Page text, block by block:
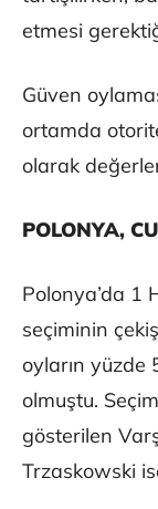
etmesi
Güven
ortamda
olarak
POLONYA,
Polonya’da 1
seçiminin
oyların yüzde
olmuştu.
gösterilen
Trzaskowski